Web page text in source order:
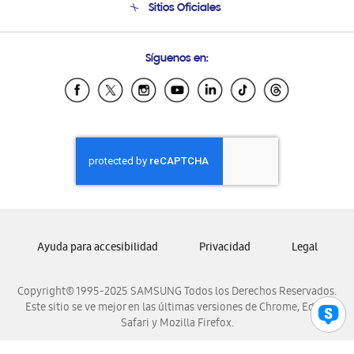
Condiciones de Compra
Soporte vía eMail
Sitios Oficiales
Samsung Ecuador
Samsung El Salvador
Samsung Honduras
Samsung Nicaragua
Samsung Panamá
Samsung Venezuela
Síguenos en:
Copyright© 1995-2025 SAMSUNG Todos los Derechos Reservados.
Este sitio se ve mejor en las últimas versiones de Chrome, Edge,
Safari y Mozilla Firefox.
Ayuda para accesibilidad Privacidad Legal